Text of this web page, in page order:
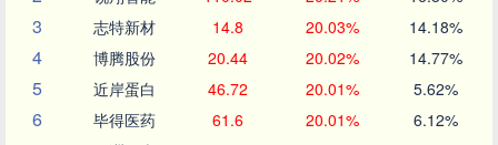
3 志特新材 14.8 20.03% 14.18%
4 博腾股份 20.44 20.02% 14.77%
5 近岸蛋白 46.72 20.01% 5.62%
6 毕得医药 61.6 20.01% 6.12%